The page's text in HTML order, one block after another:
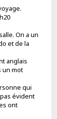
On a un
et de la
anglais
un mot
qui
évident
ont